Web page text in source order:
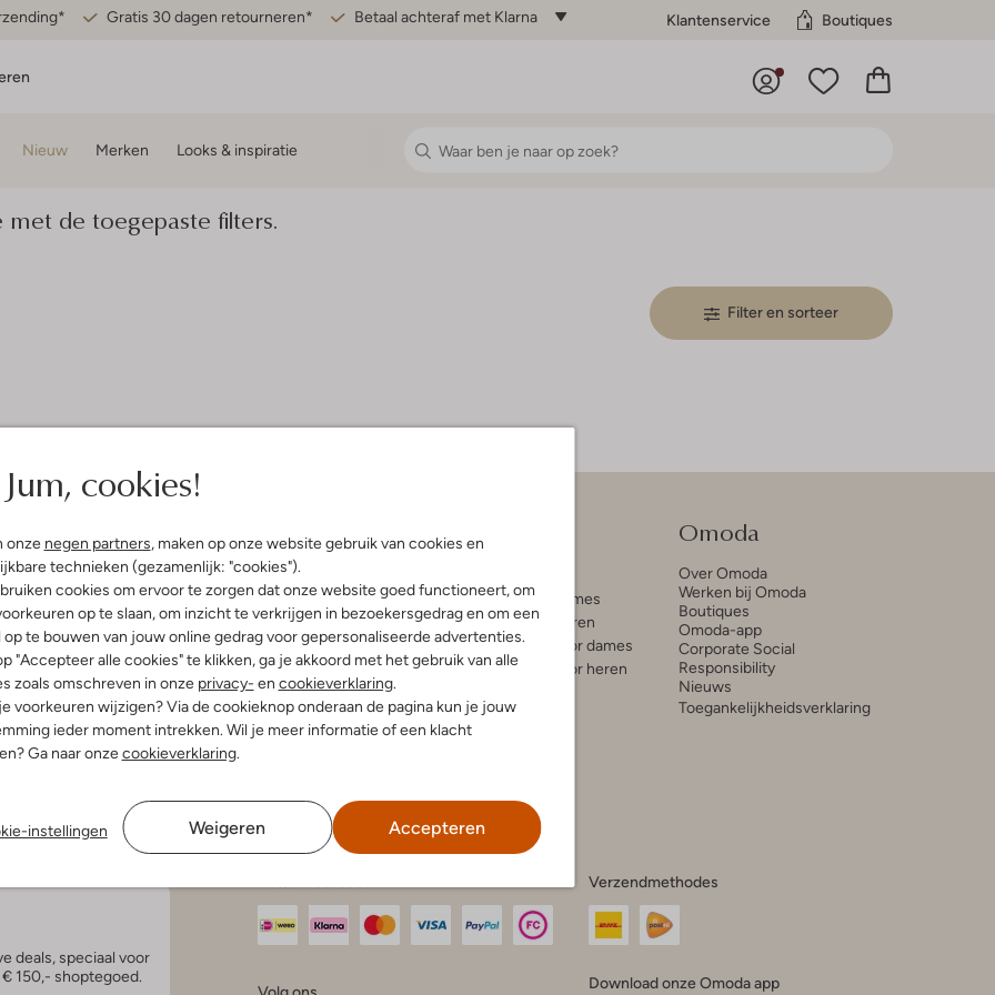
Gratis 30 dagen retourneren* Betaal achteraf met Klarna Klantenservice Boutiques
Jum, cookies!
onze negen partners, maken op onze website gebruik van cookies en
technieken (gezamenlijk: "cookies").
cookies om ervoor te zorgen dat onze website goed functioneert, om
op te slaan, om inzicht te verkrijgen in bezoekersgedrag en om een
op te bouwen van jouw online gedrag voor gepersonaliseerde advertenties.
"Accepteer alle cookies" te klikken, ga je akkoord met het gebruik van alle
zoals omschreven in onze privacy- en cookieverklaring.
voorkeuren wijzigen? Via de cookieknop onderaan de pagina kun je jouw
ieder moment intrekken. Wil je meer informatie of een klacht
Ga naar onzecookieverklaring.
instellingen Weigeren Accepteren
Nieuw Merken Looks & inspiratie
de toegepaste filters.
Filter en sorteer
en bezorgen
retourneren
en onderhoud
onderhoud
kortingscodes
en klachten
voorwaarden
Account
Mijn account
Veelgestelde vragen
Inspiratie
Modetrends voor dames
Modetrends voor heren
Schoenentrends voor dames
Schoenentrends voor heren
Omoda
Over Omoda
Werken bij Omoda
Boutiques
Omoda-app
Corporate Social
Responsibility
Nieuws
Toegankelijkheidsverklaring
deals, speciaal voor
150,- shoptegoed.
Verzendmethodes
Download onze Omoda app